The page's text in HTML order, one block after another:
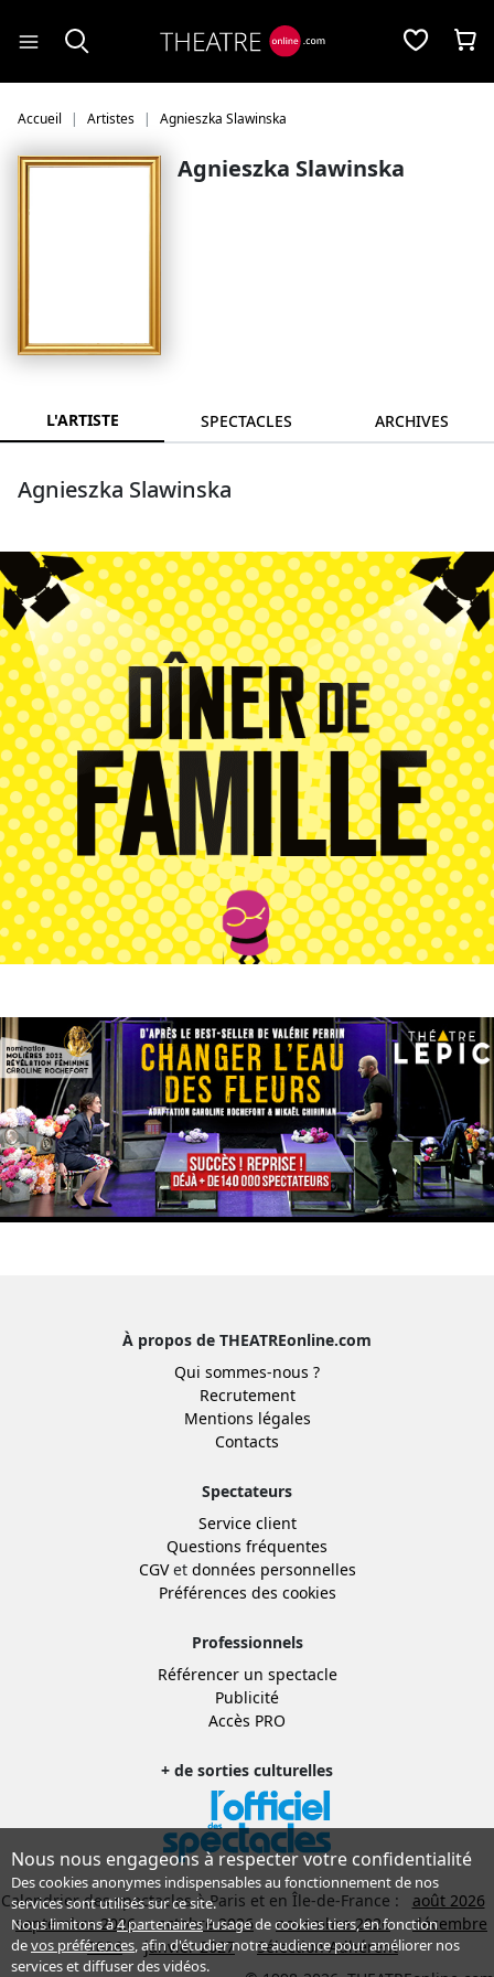
Accueil Artistes Agnieszka Slawinska
Agnieszka Slawinska
L'ARTISTE SPECTACLES ARCHIVES
Agnieszka Slawinska
À propos de THEATREonline.com
Qui sommes-nous ?
Recrutement
Mentions légales
Contacts
Spectateurs
Service client
Questions fréquentes
CGVet données personnelles
Préférences des cookies
Professionnels
Référencer un spectacle
Publicité
Accès PRO
+ de sorties culturelles
Calendrier des spectacles à Paris et en Île-de-France :
août 2026
septembre 2026
octobre 2026 novembre 2026
décembre
2026
janvier 2027
Sélection Adhérent
Nous nous engageons à respecter votre confidentialité
Des cookies anonymes indispensables au fonctionnement de nos
services sont utilisés sur ce site.
Nous limitons à4 partenairesl’usage de cookies tiers, en fonction
devos préférences, afin d'étudier notre audience pour améliorer nos
services et diffuser des vidéos.